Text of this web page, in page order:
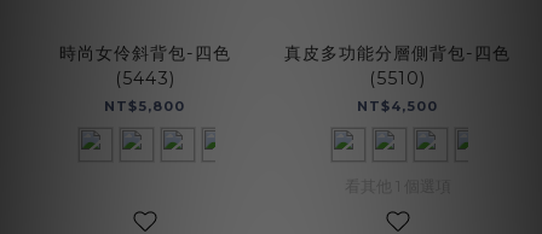
時尚女伶斜背包-四色
(5443)
NT$5,800
真皮多功能分層側背包-四色
(5510)
NT$4,500